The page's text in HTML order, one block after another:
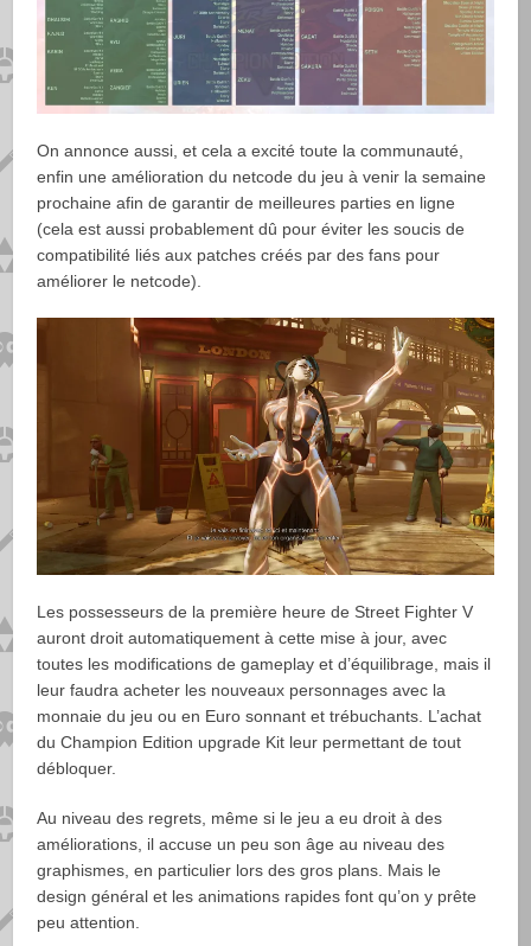
On annonce aussi, et cela a excité toute la communauté,
enfin une amélioration du netcode du jeu à venir la semaine
prochaine afin de garantir de meilleures parties en ligne
(cela est aussi probablement dû pour éviter les soucis de
compatibilité liés aux patches créés par des fans pour
améliorer le netcode).
Les possesseurs de la première heure de Street Fighter V
auront droit automatiquement à cette mise à jour, avec
toutes les modifications de gameplay et d’équilibrage, mais il
leur faudra acheter les nouveaux personnages avec la
monnaie du jeu ou en Euro sonnant et trébuchants. L’achat
du Champion Edition upgrade Kit leur permettant de tout
débloquer.
Au niveau des regrets, même si le jeu a eu droit à des
améliorations, il accuse un peu son âge au niveau des
graphismes, en particulier lors des gros plans. Mais le
design général et les animations rapides font qu’on y prête
peu attention.